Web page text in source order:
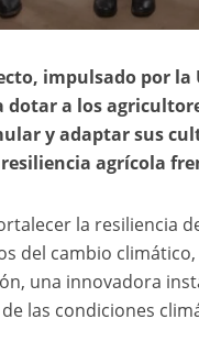
impulsado por la
dotar a los
y adaptar sus
agrícola
la resiliencia
del cambio
una innovadora
las condiciones